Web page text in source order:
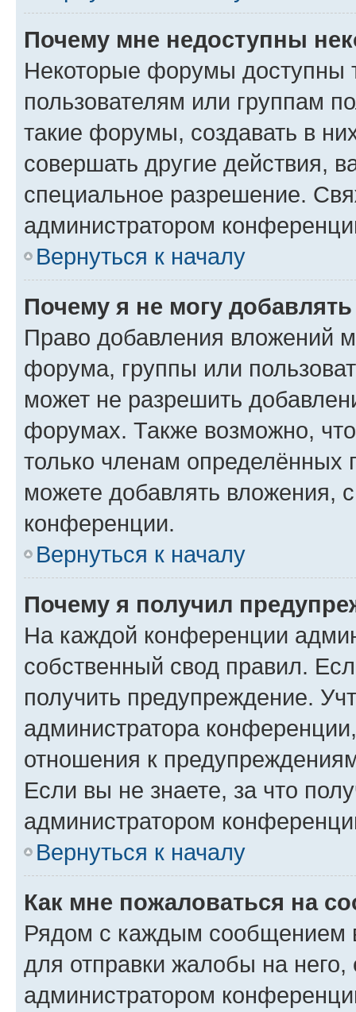
Почему мне недоступны
Некоторые форумы доступны
пользователям или группам
такие форумы, создавать в
совершать другие действия,
специальное разрешение.
администратором
Вернуться к началу
Почему я не могу
Право добавления вложений
форума, группы или
может не разрешить
форумах. Также возможно,
только членам определённых
можете добавлять вложения,
конференции.
Вернуться к началу
Почему я получил
На каждой конференции
собственный свод правил.
получить предупреждение.
администратора
отношения к
Если вы не знаете, за что
администратором
Вернуться к началу
Как мне пожаловаться на
Рядом с каждым сообщением
для отправки жалобы на
администратором